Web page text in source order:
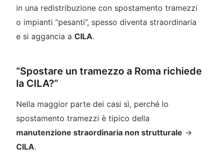
in una redistribuzione con spostamento tramezzi
o impianti “pesanti”, spesso diventa straordinaria
e si aggancia a CILA.
“Spostare un tramezzo a Roma richiede
la CILA?”
Nella maggior parte dei casi sì, perché lo
spostamento tramezzi è tipico della
manutenzione straordinaria non strutturale →
CILA.